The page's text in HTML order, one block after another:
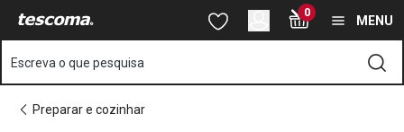
Está na página Cepos, facas e tesouras de cozinha
Saltar para o conteúdo principal
Saltar para a pesquisa
Saltar para a navegação 0
MENU
Escreva o que pesquisa
Preparar e cozinhar